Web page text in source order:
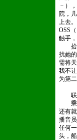
－）
院，
上去
OSS
触手
拾阶
扰她
需将
我不
为第
联络
乘船
还有
播音
任何
头，